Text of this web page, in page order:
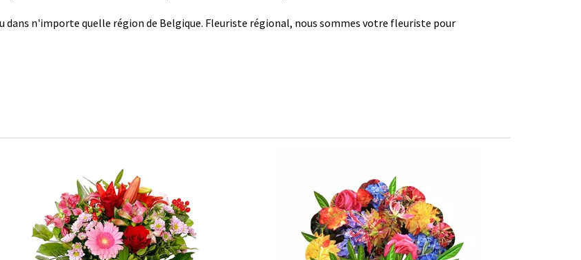
dans n'importe quelle région de Belgique. Fleuriste régional, nous sommes votre fleuriste pour